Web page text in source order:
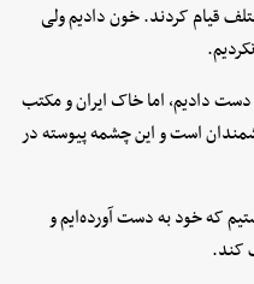
قیام کردند. خون دادیم ولی
دست دادیم، اما خاک ایران و مکتب
است و این چشمه پیوسته در
که خود به دست آورده‌ایم و
کند.